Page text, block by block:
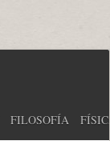
FILOSOFÍA